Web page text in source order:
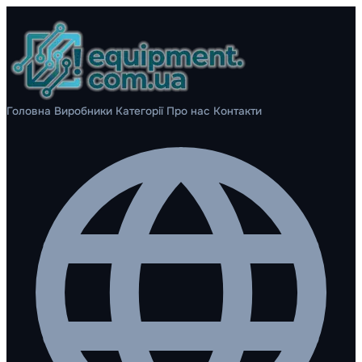
Головна Виробники Категорії Про нас Контакти